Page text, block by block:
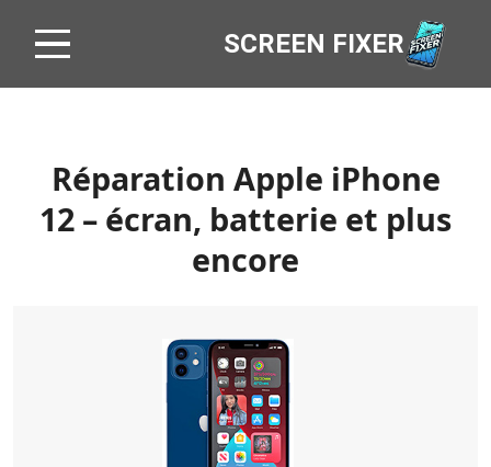
SCREEN FIXER
Réparation Apple iPhone
12 – écran, batterie et plus
encore